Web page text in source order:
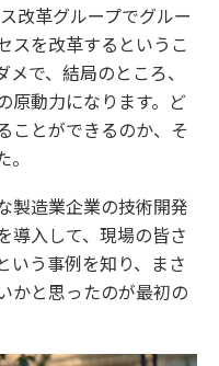
改革グループでグルー
スを改革するというこ
で、結局のところ、
原動力になります。ど
ことができるのか、そ
製造業企業の技術開発
導入して、現場の皆さ
いう事例を知り、まさ
かと思ったのが最初の